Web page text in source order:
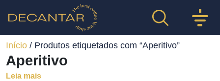
Início / Produtos etiquetados com “Aperitivo”
Aperitivo
Leia mais